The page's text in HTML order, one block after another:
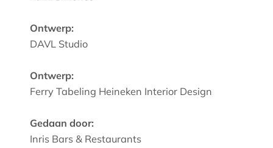
Ontwerp:
DAVL Studio
Ontwerp:
Ferry Tabeling Heineken Interior Design
Gedaan door:
Inris Bars & Restaurants